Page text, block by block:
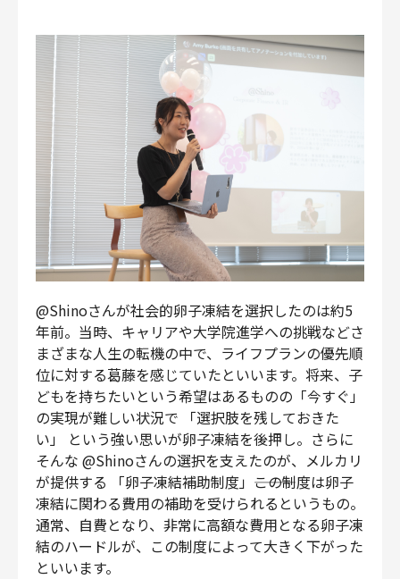
@Shinoさんが社会的卵子凍結を選択したのは約5
年前。当時、キャリアや大学院進学への挑戦などさ
まざまな人生の転機の中で、ライフプランの優先順
位に対する葛藤を感じていたといいます。将来、子
どもを持ちたいという希望はあるものの「今すぐ」
の実現が難しい状況で 「選択肢を残しておきた
い」 という強い思いが卵子凍結を後押し。さらに
そんな @Shinoさんの選択を支えたのが、メルカリ
が提供する 「卵子凍結補助制度」―――この制度は卵子
凍結に関わる費用の補助を受けられるというもの。
通常、自費となり、非常に高額な費用となる卵子凍
結のハードルが、この制度によって大きく下がった
といいます。